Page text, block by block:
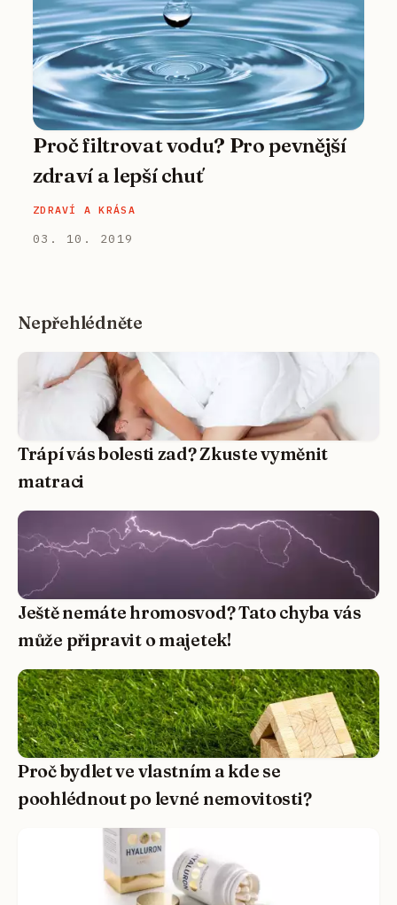
Proč filtrovat vodu? Pro pevnější
zdraví a lepší chuť
ZDRAVÍ A KRÁSA
03. 10. 2019
Nepřehlédněte
Trápí vás bolesti zad? Zkuste vyměnit
matraci
Ještě nemáte hromosvod? Tato chyba vás
může připravit o majetek!
Proč bydlet ve vlastním a kde se
poohlédnout po levné nemovitosti?